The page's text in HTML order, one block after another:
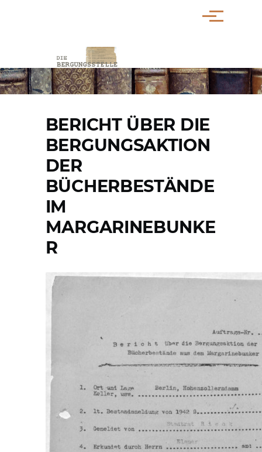
Menü
PFADNAVIGATION
BERICHT ÜBER DIE
BERGUNGSAKTION
DER
BÜCHERBESTÄNDE
IM
MARGARINEBUNKE
R